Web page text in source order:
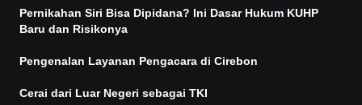
Pernikahan Siri Bisa Dipidana? Ini Dasar Hukum KUHP
Baru dan Risikonya
Pengenalan Layanan Pengacara di Cirebon
Cerai dari Luar Negeri sebagai TKI